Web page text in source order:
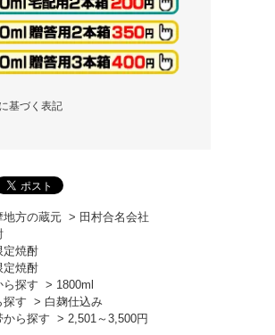
基づく表記
地方の蔵元 > 田村合名会社
定焼酎
定焼酎
ら探す > 1800ml
探す > 白麹仕込み
から探す > 2,501～3,500円